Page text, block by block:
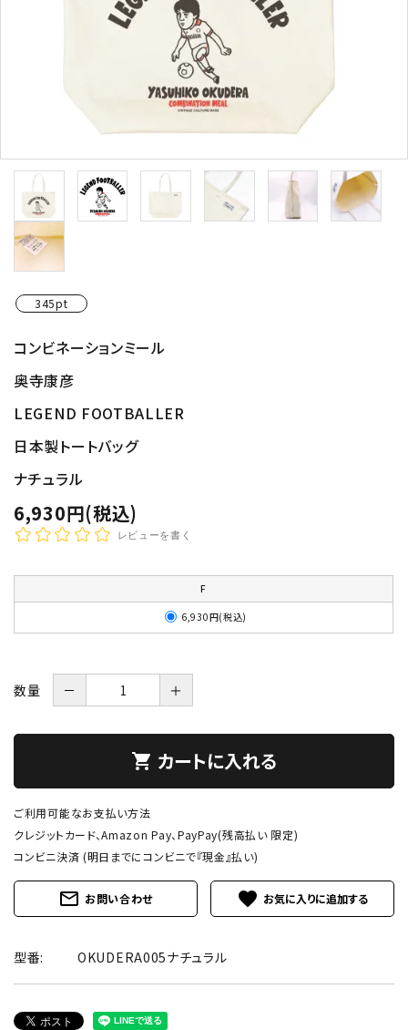
345pt
コンビネーションミール
奥寺康彦
LEGEND FOOTBALLER
日本製トートバッグ
ナチュラル
6,930円(税込)
レビューを書く
F
6,930円(税込)
数量 － ＋
shopping_cart カートに入れる
ご利用可能なお支払い方法
クレジットカード、Amazon Pay、PayPay(残高払い 限定)
コンビニ決済 (明日までにコンビニで『現金』払い)
mail_outline お問い合わせ favorite
型番: OKUDERA005ナチュラル